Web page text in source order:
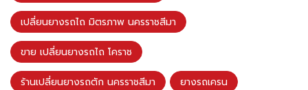
เปลี่ยนยางรถไถ มิตรภาพ นครราชสีมา
ขาย เปลี่ยนยางรถไถ โคราช
ร้านเปลี่ยนยางรถตัก นครราชสีมา ยางรถเครน